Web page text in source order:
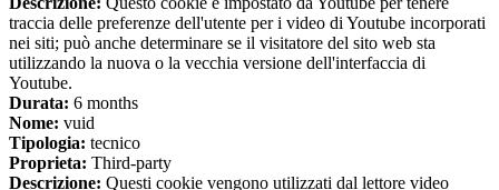
traccia delle preferenze dell'utente per i video di Youtube incorporati
nei siti; può anche determinare se il visitatore del sito web sta
utilizzando la nuova o la vecchia versione dell'interfaccia di
Youtube.
Durata: 6 months
Nome: vuid
Tipologia: tecnico
Proprieta: Third-party
Descrizione: Questi cookie vengono utilizzati dal lettore video